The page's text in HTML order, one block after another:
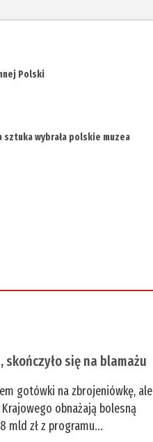
Polski
sztuka wybrała polskie muzea
skończyło się na blamażu
gotówki na zbrojeniówkę, ale
obnażają bolesną
mld zł z programu...